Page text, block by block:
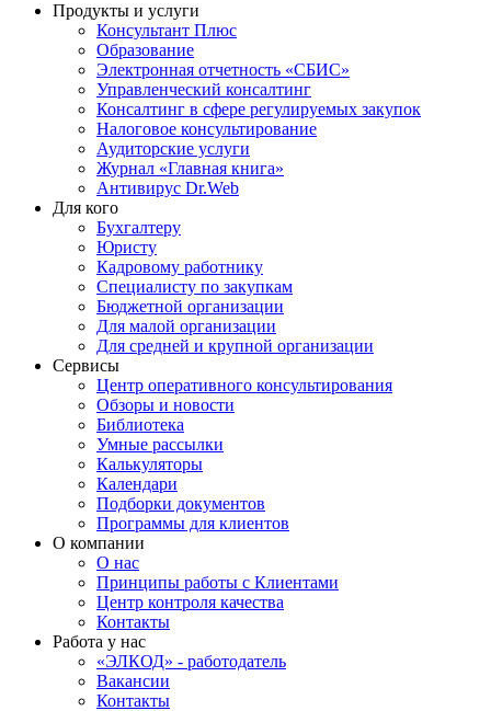
Продукты и услуги
Консультант Плюс
Образование
Электронная отчетность «СБИС»
Управленческий консалтинг
Консалтинг в сфере регулируемых закупок
Налоговое консультирование
Аудиторские услуги
Журнал «Главная книга»
Антивирус Dr.Web
Для кого
Бухгалтеру
Юристу
Кадровому работнику
Специалисту по закупкам
Бюджетной организации
Для малой организации
Для средней и крупной организации
Сервисы
Центр оперативного консультирования
Обзоры и новости
Библиотека
Умные рассылки
Калькуляторы
Календари
Подборки документов
Программы для клиентов
О компании
О нас
Принципы работы с Клиентами
Центр контроля качества
Контакты
Работа у нас
«ЭЛКОД» - работодатель
Вакансии
Контакты